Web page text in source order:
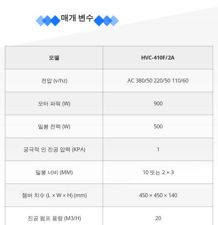
매개 변수
모델 HVC-410F/2A
전압 (v/hz) AC 380/50 220/50 110/60
모터 파워 (W) 900
밀봉 전력 (W) 500
궁극적 인 진공 압력 (KPA) 1
밀봉 너비 (MM) 10 또는 2 × 3
챔버 치수 (L × W × H) (mm) 450 × 450 × 140
진공 펌프 용량 (M3/H) 20